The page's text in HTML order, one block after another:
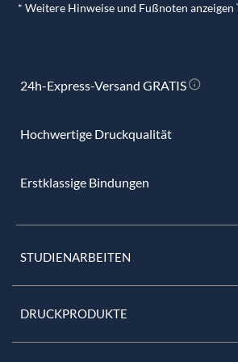
* Weitere Hinweise und Fußnoten anzeigen
24h-Express-Versand GRATIS
Hochwertige Druckqualität
Erstklassige Bindungen
STUDIENARBEITEN
DRUCKPRODUKTE